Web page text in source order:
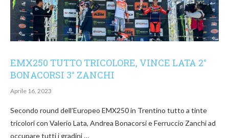
EMX250 TUTTO TRICOLORE, VINCE LATA 2°
BONACORSI 3° ZANCHI
Aprile 16, 2023
Secondo round dell’Europeo EMX250 in Trentino tutto a tinte
tricolori con Valerio Lata, Andrea Bonacorsi e Ferruccio Zanchi ad
occupare tutti i gradini …